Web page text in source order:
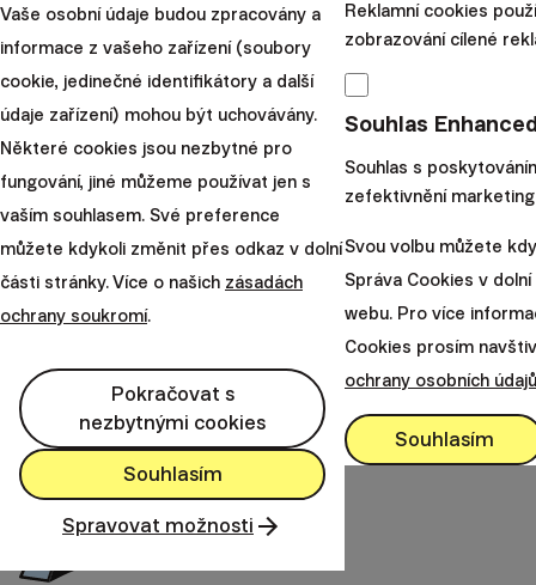
účtů v čase rebalancingu odlišuje.
Zároveň jde z pohledu dlouhodobé investice o velmi
krátký horizont pokrývající specifickou periodu tržního
vývoje. Uvedený příklad neznamená, že rebalancing
každý rok zvýší výkonnost v obdobné míře.
Na delších horizontech se efekt rebalancingu více
průměruje. Historicky na modelovaném vývoji našich
portfoliík výkonnosti přidává mezi 0,3% až 0,6% ročně
v závislosti na investiční strategii a konkrétního vývoje
Komplexnější
informace naleznete zde.
Vaše osobní údaje budou zpracovány a
informace z vašeho zařízení (soubory
cookie, jedinečné identifikátory a další
údaje zařízení) mohou být uchovávány.
Některé cookies jsou nezbytné pro
fungování, jiné můžeme používat jen s
vaším souhlasem. Své preference
můžete kdykoli změnit přes odkaz v dolní
části stránky. Více o našich zásadách
ochrany soukromí.
Pokračovat s
nezbytnými cookies
Souhlasím
Spravovat možnosti
Reklamní cookies
zobrazování cílené
Souhlas
Souhlas s
zefektivnění
Svou volbu můžete
Správa Cookies v
webu. Pro více
Cookies prosím
ochrany osobních údajů
Souhlasím